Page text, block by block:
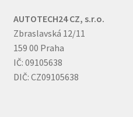
AUTOTECH24 CZ, s.r.o.
Zbraslavská 12/11
159 00 Praha
IČ: 09105638
DIČ: CZ09105638